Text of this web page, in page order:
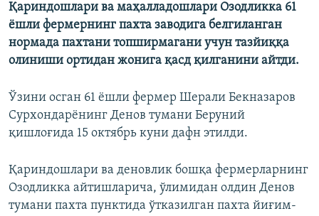
Қариндошлари ва маҳалладошлари Озодликка 61
ёшли фермернинг пахта заводига белгиланган
нормада пахтани топширмагани учун тазйиққа
олиниши ортидан жонига қасд қилганини айтди.
Ўзини осган 61 ёшли фермер Шерали Бекназаров
Сурхондарёнинг Денов тумани Беруний
қишлоғида 15 октябрь куни дафн этилди.
Қариндошлари ва деновлик бошқа фермерларнинг
Озодликка айтишларича, ўлимидан олдин Денов
тумани пахта пунктида ўтказилган пахта йиғим-